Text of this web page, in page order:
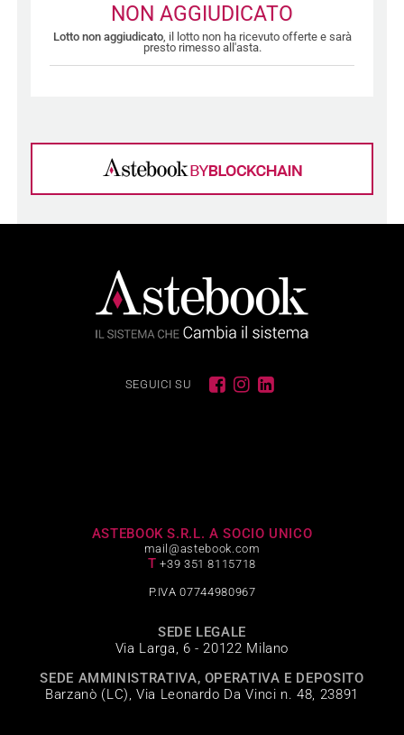
NON AGGIUDICATO
Lotto non aggiudicato, il lotto non ha ricevuto offerte e sarà
presto rimesso all'asta.
SEGUICI SU
ASTEBOOK S.R.L. A SOCIO UNICO
mail@astebook.com
T +39 351 8115718
P.IVA 07744980967
SEDE LEGALE
Via Larga, 6 - 20122 Milano
SEDE AMMINISTRATIVA, OPERATIVA E DEPOSITO
Barzanò (LC), Via Leonardo Da Vinci n. 48, 23891